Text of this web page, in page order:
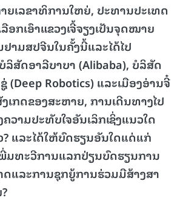
ຍເລຂາທິການໃຫຍ່, ປະທານປະເທດ
ອກເອົາແຂວງເຈີ້ຈຽງເປັນຈຸດໝາຍ
າມສປຈີນໃນຄັ້ງນີ້ແລະໄດ້ໄປ
ສັດອາລີບາບາ (Alibaba), ບໍລິສັດ
(Deep Robotics) ແລະເມືອງອ່ານຈີ໋
ເກດຂອງສະຫາຍ, ການເດີນທາງໄປ
ຄວາມປະທັບໃຈອັນເລິກເຊິ່ງແນວໃດ
ແລະໄດ້ໃຫ້ບົດຮຽນອັນໃດແດ່ແກ່
ມທະວີການແລກປ່ຽນບົດຮຽນການ
ແລະການຊຸກຍູ້ການຮ່ວມມືສ້າງສາ